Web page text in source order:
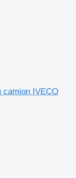
camion IVECO